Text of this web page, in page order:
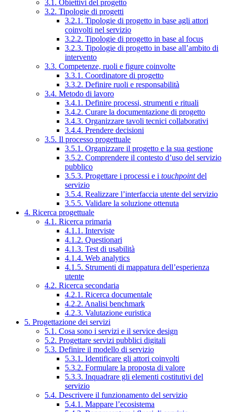
3.1. Obiettivi del progetto
3.2. Tipologie di progetti
3.2.1. Tipologie di progetto in base agli attori
coinvolti nel servizio
3.2.2. Tipologie di progetto in base al focus
3.2.3. Tipologie di progetto in base all’ambito di
intervento
3.3. Competenze, ruoli e figure coinvolte
3.3.1. Coordinatore di progetto
3.3.2. Definire ruoli e responsabilità
3.4. Metodo di lavoro
3.4.1. Definire processi, strumenti e rituali
3.4.2. Curare la documentazione di progetto
3.4.3. Organizzare tavoli tecnici collaborativi
3.4.4. Prendere decisioni
3.5. Il processo progettuale
3.5.1. Organizzare il progetto e la sua gestione
3.5.2. Comprendere il contesto d’uso del servizio
pubblico
3.5.3. Progettare i processi e i touchpointdel
servizio
3.5.4. Realizzare l’interfaccia utente del servizio
3.5.5. Validare la soluzione ottenuta
4. Ricerca progettuale
4.1. Ricerca primaria
4.1.1. Interviste
4.1.2. Questionari
4.1.3. Test di usabilità
4.1.4. Web analytics
4.1.5. Strumenti di mappatura dell’esperienza
utente
4.2. Ricerca secondaria
4.2.1. Ricerca documentale
4.2.2. Analisi benchmark
4.2.3. Valutazione euristica
5. Progettazione dei servizi
5.1. Cosa sono i servizi e il service design
5.2. Progettare servizi pubblici digitali
5.3. Definire il modello di servizio
5.3.1. Identificare gli attori coinvolti
5.3.2. Formulare la proposta di valore
5.3.3. Inquadrare gli elementi costitutivi del
servizio
5.4. Descrivere il funzionamento del servizio
5.4.1. Mappare l’ecosistema